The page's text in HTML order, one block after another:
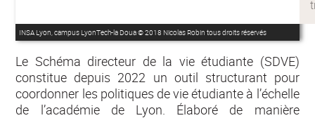
INSA Lyon, campus LyonTech-la Doua © 2018 Nicolas Robin tous droits réservés
Le Schéma directeur de la vie étudiante (SDVE)
constitue depuis 2022 un outil structurant pour
coordonner les politiques de vie étudiante à l’échelle
de l’académie de Lyon. Élaboré de manière